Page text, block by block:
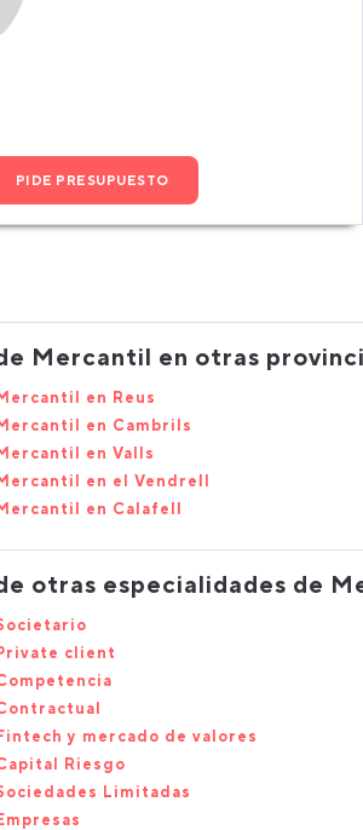
PIDE PRESUPUESTO
Mercantil en otras
en Reus
en Cambrils
en Valls
en el Vendrell
en Calafell
otras especialidades de
client
y mercado de valores
Riesgo
Limitadas